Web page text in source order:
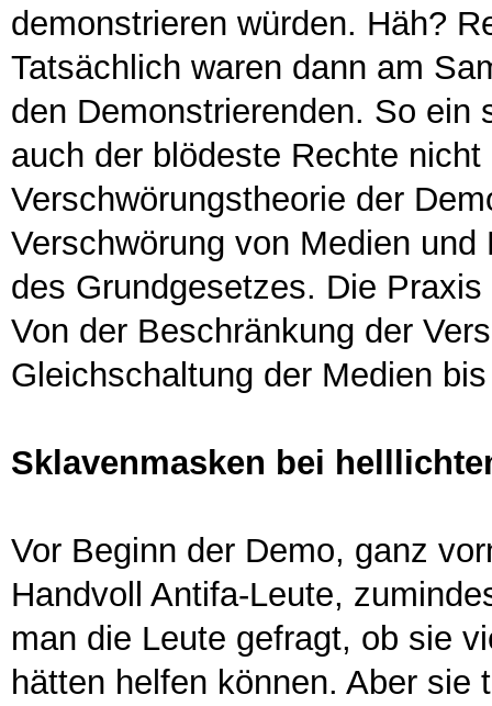
demonstrieren würden. Häh?
Tatsächlich waren dann am
den Demonstrierenden. So ein
auch der blödeste Rechte
Verschwörungstheorie der
Verschwörung von Medien
des Grundgesetzes. Die
Von der Beschränkung der
Gleichschaltung der Medien
Sklavenmasken bei
Vor Beginn der Demo, ganz
Handvoll Antifa-Leute,
man die Leute gefragt, ob sie
hätten helfen können. Aber